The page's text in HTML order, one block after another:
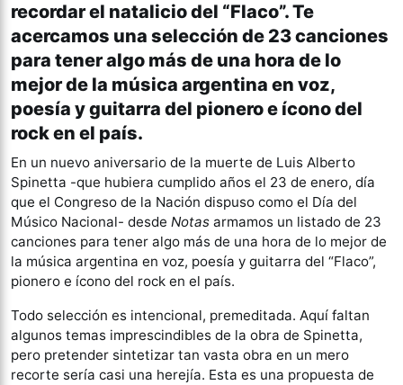
recordar el natalicio del “Flaco”. Te
acercamos una selección de 23 canciones
para tener algo más de una hora de lo
mejor de la música argentina en voz,
poesía y guitarra del pionero e ícono del
rock en el país.
En un nuevo aniversario de la muerte de Luis Alberto
Spinetta -que hubiera cumplido años el 23 de enero, día
que el Congreso de la Nación dispuso como el Día del
Músico Nacional- desde Notas armamos un listado de 23
canciones para tener algo más de una hora de lo mejor de
la música argentina en voz, poesía y guitarra del “Flaco”,
pionero e ícono del rock en el país.
Todo selección es intencional, premeditada. Aquí faltan
algunos temas imprescindibles de la obra de Spinetta,
pero pretender sintetizar tan vasta obra en un mero
recorte sería casi una herejía. Esta es una propuesta de